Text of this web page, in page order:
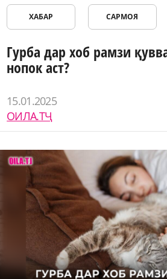
ХАБАР САРМОЯ
Гурба дар хоб рамзи
нопок аст?
15.01.2025
ОИЛА.ТҶ